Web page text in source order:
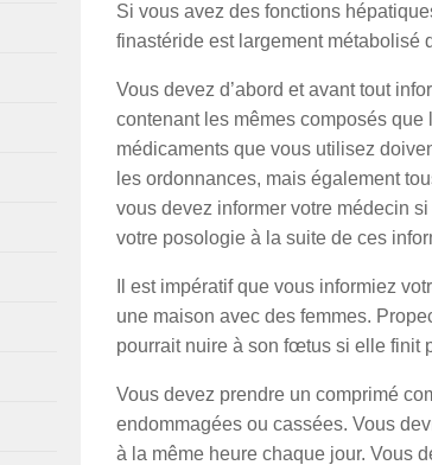
Si vous avez des fonctions
finastéride est largement métabolisé
Vous devez d’abord et avant tout
contenant les mêmes composés
médicaments que vous utilisez
les ordonnances, mais également
vous devez informer votre médecin
votre posologie à la suite de ces
Il est impératif que vous informiez
une maison avec des femmes.
pourrait nuire à son fœtus si elle finit
Vous devez prendre un comprimé
endommagées ou cassées. Vous
à la même heure chaque jour. Vous